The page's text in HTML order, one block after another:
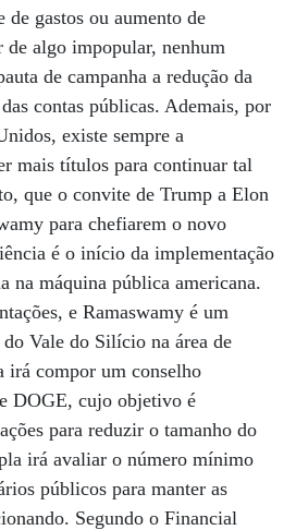
de gastos ou aumento de
de algo impopular, nenhum
de campanha a redução da
contas públicas. Ademais, por
existe sempre a
mais títulos para continuar tal
que o convite de Trump a Elon
para chefiarem o novo
é o início da implementação
na máquina pública americana.
e Ramaswamy é um
Vale do Silício na área de
irá compor um conselho
DOGE, cujo objetivo é
para reduzir o tamanho do
irá avaliar o número mínimo
públicos para manter as
Segundo o Financial